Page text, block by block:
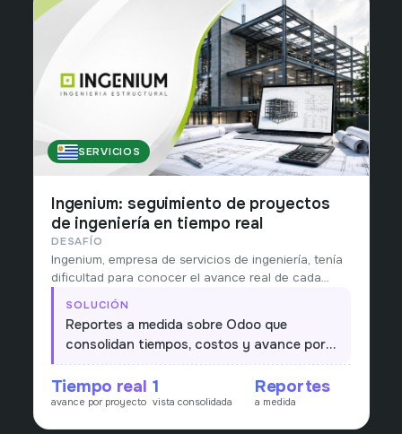
URUGUAY
SERVICIOS
Ingenium: seguimiento de proyectos
de ingeniería en tiempo real
DESAFÍO
Ingenium, empresa de servicios de ingeniería, tenía
dificultad para conocer el avance real de cada
proyecto: horas, costos y rentabilidad llegaban
tarde y dispersas.
SOLUCIÓN
Reportes a medida sobre Odoo que
consolidan tiempos, costos y avance por
proyecto, dando una vista única y en
tiempo real para la toma de decisiones.
Tiempo real
avance por proyecto
1
vista consolidada
Reportes
a medida